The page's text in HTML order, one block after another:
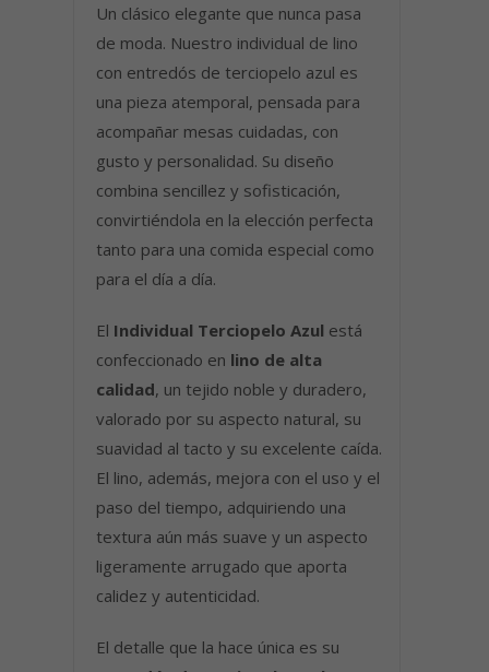
Un clásico elegante que nunca pasa
de moda. Nuestro individual de lino
con entredós de terciopelo azul es
una pieza atemporal, pensada para
acompañar mesas cuidadas, con
gusto y personalidad. Su diseño
combina sencillez y sofisticación,
convirtiéndola en la elección perfecta
tanto para una comida especial como
para el día a día.
El Individual Terciopelo Azul está
confeccionado en lino de alta
calidad, un tejido noble y duradero,
valorado por su aspecto natural, su
suavidad al tacto y su excelente caída.
El lino, además, mejora con el uso y el
paso del tiempo, adquiriendo una
textura aún más suave y un aspecto
ligeramente arrugado que aporta
calidez y autenticidad.
El detalle que la hace única es su